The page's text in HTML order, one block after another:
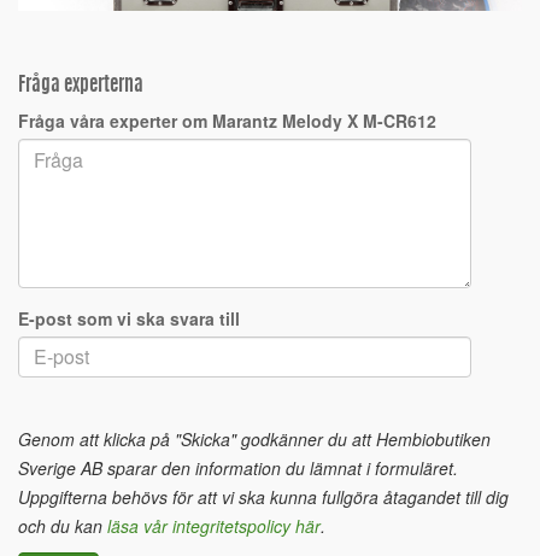
Fråga experterna
Fråga våra experter om Marantz Melody X M-CR612
E-post som vi ska svara till
Genom att klicka på "Skicka" godkänner du att Hembiobutiken
Sverige AB sparar den information du lämnat i formuläret.
Uppgifterna behövs för att vi ska kunna fullgöra åtagandet till dig
och du kan läsa vår integritetspolicy här.